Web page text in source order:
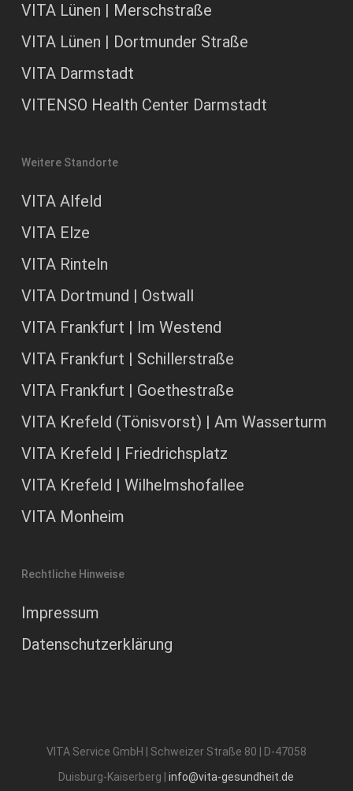
VITA Lünen | Merschstraße
VITA Lünen | Dortmunder Straße
VITA Darmstadt
VITENSO Health Center Darmstadt
Weitere Standorte
VITA Alfeld
VITA Elze
VITA Rinteln
VITA Dortmund | Ostwall
VITA Frankfurt | Im Westend
VITA Frankfurt | Schillerstraße
VITA Frankfurt | Goethestraße
VITA Krefeld (Tönisvorst) | Am Wasserturm
VITA Krefeld | Friedrichsplatz
VITA Krefeld | Wilhelmshofallee
VITA Monheim
Rechtliche Hinweise
Impressum
Datenschutzerklärung
VITA Service GmbH | Schweizer Straße 80 | D-47058
Duisburg-Kaiserberg |info@vita-gesundheit.de